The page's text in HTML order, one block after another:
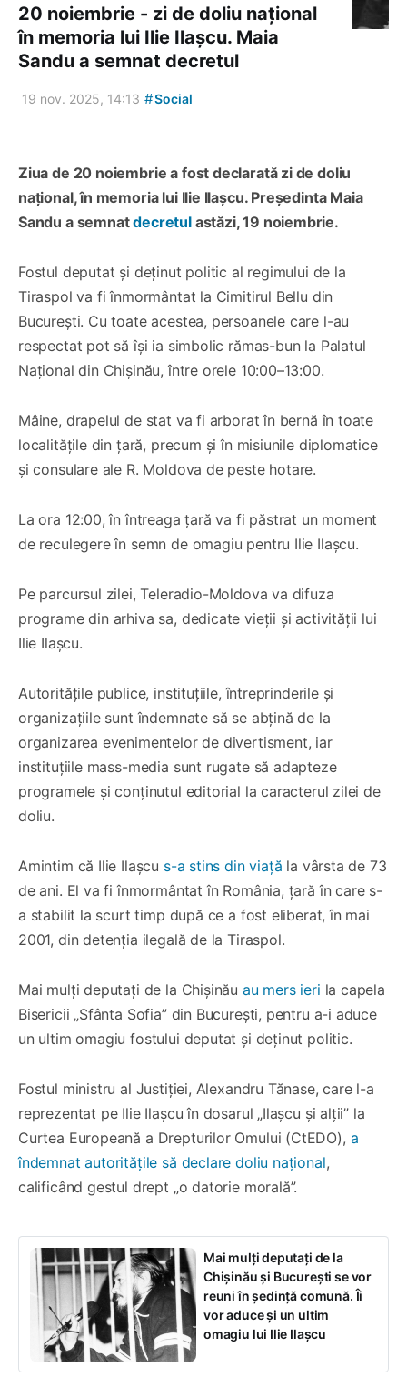
20 noiembrie - zi de doliu național
în memoria lui Ilie Ilașcu. Maia
Sandu a semnat decretul
19 nov. 2025, 14:13 #Social
Ziua de 20 noiembrie a fost declarată zi de doliu
național, în memoria lui Ilie Ilașcu. Președinta Maia
Sandu a semnatdecretul astăzi, 19 noiembrie.
Fostul deputat și deținut politic al regimului de la
Tiraspol va fi înmormântat la Cimitirul Bellu din
București. Cu toate acestea, persoanele care l-au
respectat pot să își ia simbolic rămas-bun la Palatul
Național din Chișinău, între orele 10:00–13:00.
Mâine, drapelul de stat va fi arborat în bernă în toate
localitățile din țară, precum și în misiunile diplomatice
și consulare ale R. Moldova de peste hotare.
La ora 12:00, în întreaga țară va fi păstrat un moment
de reculegere în semn de omagiu pentru Ilie Ilașcu.
Pe parcursul zilei, Teleradio-Moldova va difuza
programe din arhiva sa, dedicate vieții și activității lui
Ilie Ilașcu.
Autoritățile publice, instituțiile, întreprinderile și
organizațiile sunt îndemnate să se abțină de la
organizarea evenimentelor de divertisment, iar
instituțiile mass-media sunt rugate să adapteze
programele și conținutul editorial la caracterul zilei de
doliu.
Amintim că Ilie Ilașcu s-a stins din viață la vârsta de 73
de ani. El va fi înmormântat în România, țară în care s-
a stabilit la scurt timp după ce a fost eliberat, în mai
2001, din detenția ilegală de la Tiraspol.
Mai mulți deputați de la Chișinău au mers ieri la capela
Bisericii „Sfânta Sofia” din București, pentru a-i aduce
un ultim omagiu fostului deputat și deținut politic.
Fostul ministru al Justiției, Alexandru Tănase, care l-a
reprezentat pe Ilie Ilașcu în dosarul „Ilașcu și alții” la
Curtea Europeană a Drepturilor Omului (CtEDO), a
îndemnat autoritățile să declare doliu național,
calificând gestul drept „o datorie morală”.
Mai mulți deputați de la
Chișinău și București se vor
reuni în ședință comună. Îi
vor aduce și un ultim
omagiu lui Ilie Ilașcu